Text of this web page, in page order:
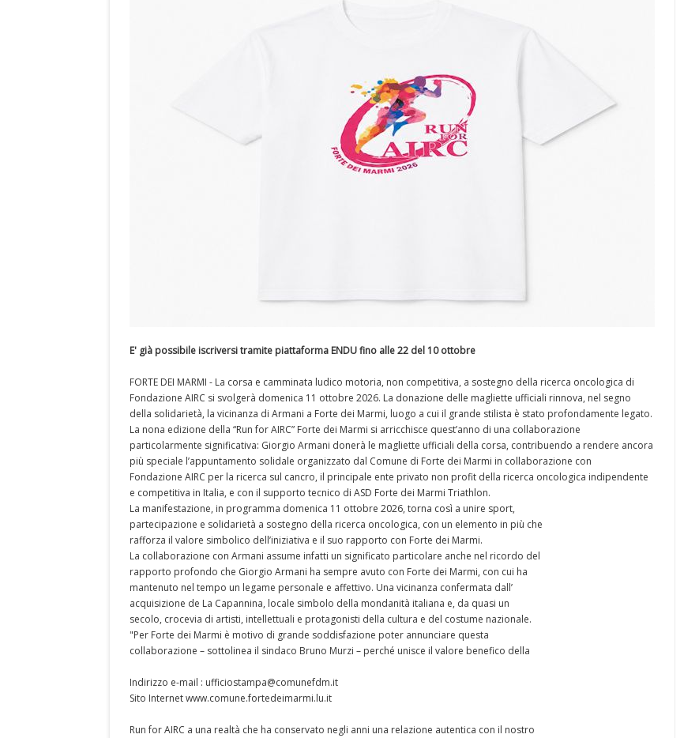
E' già possibile iscriversi tramite piattaforma ENDU fino alle 22 del 10 ottobre
FORTE DEI MARMI - La corsa e camminata ludico motoria, non competitiva, a sostegno della ricerca oncologica di
Fondazione AIRC si svolgerà domenica 11 ottobre 2026. La donazione delle magliette ufficiali rinnova, nel segno
della solidarietà, la vicinanza di Armani a Forte dei Marmi, luogo a cui il grande stilista è stato profondamente legato.
La nona edizione della “Run for AIRC” Forte dei Marmi si arricchisce quest’anno di una collaborazione
particolarmente significativa: Giorgio Armani donerà le magliette ufficiali della corsa, contribuendo a rendere ancora
più speciale l’appuntamento solidale organizzato dal Comune di Forte dei Marmi in collaborazione con
Fondazione AIRC per la ricerca sul cancro, il principale ente privato non profit della ricerca oncologica indipendente
e competitiva in Italia, e con il supporto tecnico di ASD Forte dei Marmi Triathlon.
La manifestazione, in programma domenica 11 ottobre 2026, torna così a unire sport,
partecipazione e solidarietà a sostegno della ricerca oncologica, con un elemento in più che
rafforza il valore simbolico dell’iniziativa e il suo rapporto con Forte dei Marmi.
La collaborazione con Armani assume infatti un significato particolare anche nel ricordo del
rapporto profondo che Giorgio Armani ha sempre avuto con Forte dei Marmi, con cui ha
mantenuto nel tempo un legame personale e affettivo. Una vicinanza confermata dall’
acquisizione de La Capannina, locale simbolo della mondanità italiana e, da quasi un
secolo, crocevia di artisti, intellettuali e protagonisti della cultura e del costume nazionale.
"Per Forte dei Marmi è motivo di grande soddisfazione poter annunciare questa
collaborazione – sottolinea il sindaco Bruno Murzi – perché unisce il valore benefico della
Indirizzo e-mail : ufficiostampa@comunefdm.it
Sito Internet www.comune.fortedeimarmi.lu.it
Run for AIRC a una realtà che ha conservato negli anni una relazione autentica con il nostro